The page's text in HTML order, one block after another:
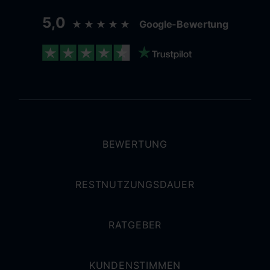
5,0 ★★★★★ Google-Bewertung
BEWERTUNG
RESTNUTZUNGSDAUER
RATGEBER
KUNDENSTIMMEN